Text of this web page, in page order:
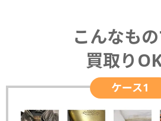
こんなも
買取り
ケース1